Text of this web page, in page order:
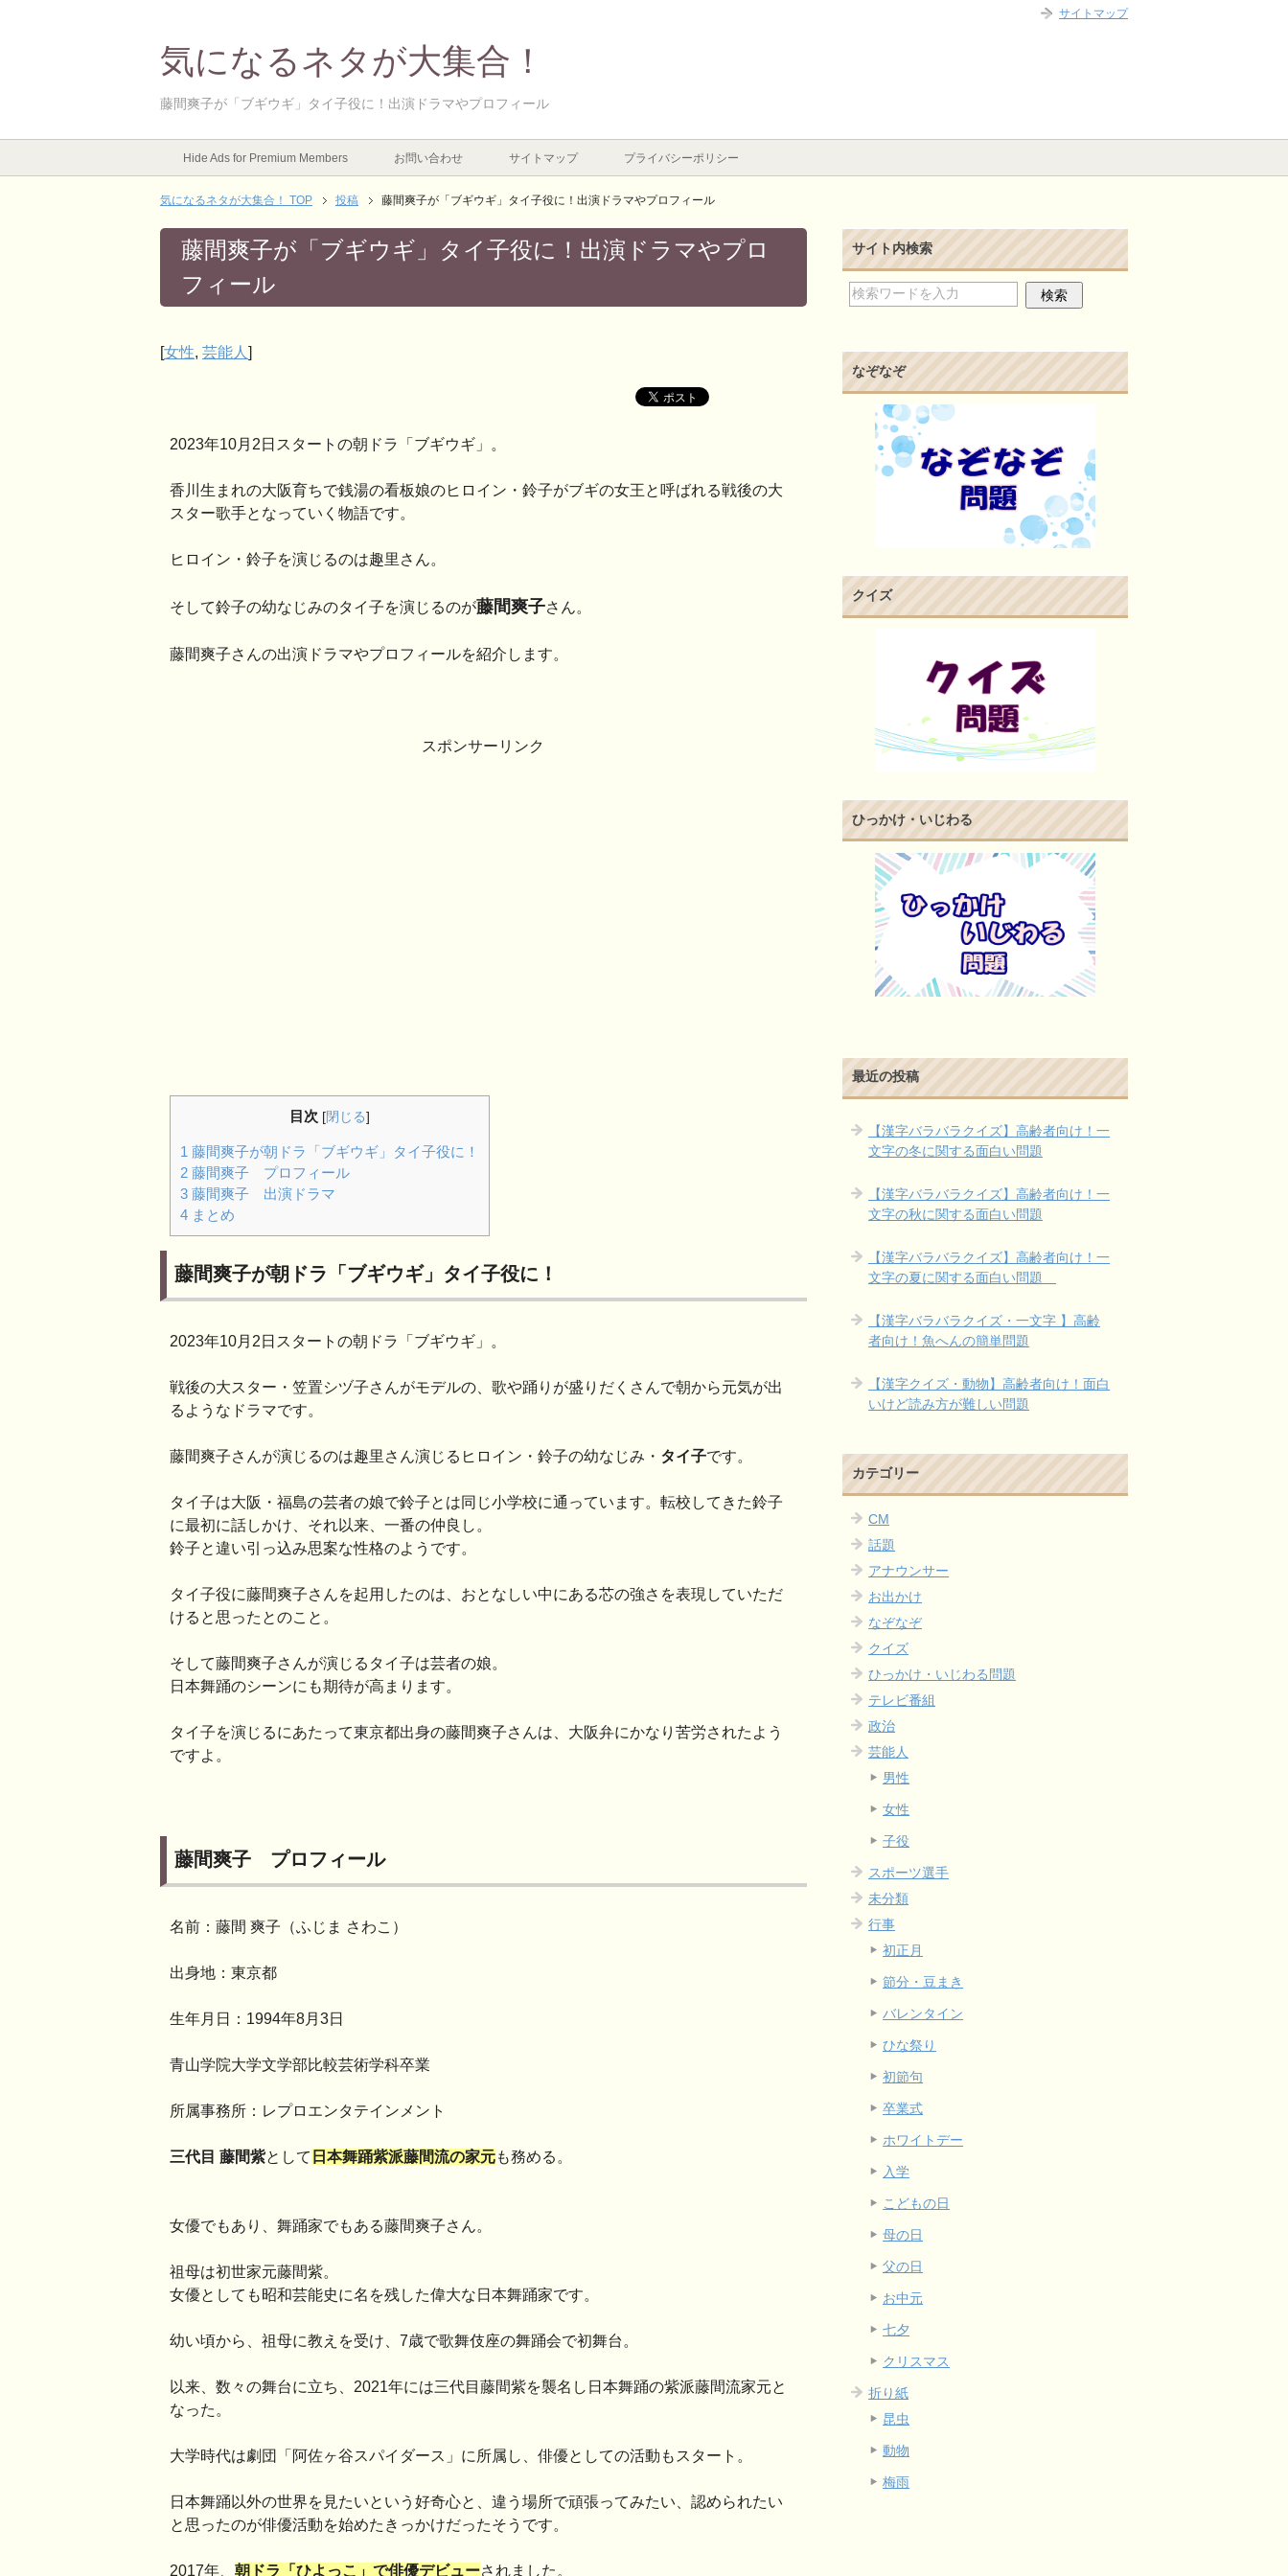
気になるネタが大集合！
藤間爽子が「ブギウギ」タイ子役に！出演ドラマやプロフィール
Hide Ads for Premium Members お問い合わせ サイトマップ プライバシーポリシー
気になるネタが大集合！ TOP 投稿 藤間爽子が「ブギウギ」タイ子役に！出演ドラマやプロフィール
藤間爽子が「ブギウギ」タイ子役に！出演ドラマやプロ
フィール
[女性, 芸能人 ]
2023年10月2日スタートの朝ドラ「ブギウギ」。
香川生まれの大阪育ちで銭湯の看板娘のヒロイン・鈴子がブギの女王と呼ばれる戦後の大
スター歌手となっていく物語です。
ヒロイン・鈴子を演じるのは趣里さん。
そして鈴子の幼なじみのタイ子を演じるのが藤間爽子さん。
藤間爽子さんの出演ドラマやプロフィールを紹介します。
スポンサーリンク
目次 [閉じる]
1 藤間爽子が朝ドラ「ブギウギ」タイ子役に！
2 藤間爽子 プロフィール
3 藤間爽子 出演ドラマ
4 まとめ
藤間爽子が朝ドラ「ブギウギ」タイ子役に！
2023年10月2日スタートの朝ドラ「ブギウギ」。
戦後の大スター・笠置シヅ子さんがモデルの、歌や踊りが盛りだくさんで朝から元気が出
るようなドラマです。
藤間爽子さんが演じるのは趣里さん演じるヒロイン・鈴子の幼なじみ・ タイ子です。
タイ子は大阪・福島の芸者の娘で鈴子とは同じ小学校に通っています。転校してきた鈴子
に最初に話しかけ、それ以来、一番の仲良し。
鈴子と違い引っ込み思案な性格のようです。
タイ子役に藤間爽子さんを起用したのは、おとなしい中にある芯の強さを表現していただ
けると思ったとのこと。
そして藤間爽子さんが演じるタイ子は芸者の娘。
日本舞踊のシーンにも期待が高まります。
タイ子を演じるにあたって東京都出身の藤間爽子さんは、大阪弁にかなり苦労されたよう
ですよ。
藤間爽子 プロフィール
名前：藤間 爽子（ふじま さわこ）
出身地：東京都
生年月日：1994年8月3日
青山学院大学文学部比較芸術学科卒業
所属事務所：レプロエンタテインメント
三代目 藤間紫として 日本舞踊紫派藤間流の家元も務める。
女優でもあり、舞踊家でもある藤間爽子さん。
祖母は初世家元藤間紫。
女優としても昭和芸能史に名を残した偉大な日本舞踊家です。
幼い頃から、祖母に教えを受け、7歳で歌舞伎座の舞踊会で初舞台。
以来、数々の舞台に立ち、2021年には三代目藤間紫を襲名し日本舞踊の紫派藤間流家元と
なった。
大学時代は劇団「阿佐ヶ谷スパイダース」に所属し、俳優としての活動もスタート。
日本舞踊以外の世界を見たいという好奇心と、違う場所で頑張ってみたい、認められたい
と思ったのが俳優活動を始めたきっかけだったそうです。
2017年、 朝ドラ「ひよっこ」で俳優デビューされました。
サイト内検索
なぞなぞ
クイズ
ひっかけ・いじわる
最近の投稿
【漢字バラバラクイズ】高齢者向け！一
文字の冬に関する面白い問題
【漢字バラバラクイズ】高齢者向け！一
文字の秋に関する面白い問題
【漢字バラバラクイズ】高齢者向け！一
文字の夏に関する面白い問題
【漢字バラバラクイズ・一文字 】高齢
者向け！魚へんの簡単問題
【漢字クイズ・動物】高齢者向け！面白
いけど読み方が難しい問題
カテゴリー
CM
話題
アナウンサー
お出かけ
なぞなぞ
クイズ
ひっかけ・いじわる問題
テレビ番組
政治
芸能人
男性
女性
子役
スポーツ選手
未分類
行事
初正月
節分・豆まき
バレンタイン
ひな祭り
初節句
卒業式
ホワイトデー
入学
こどもの日
母の日
父の日
お中元
七夕
クリスマス
折り紙
昆虫
動物
梅雨
サイトマップ